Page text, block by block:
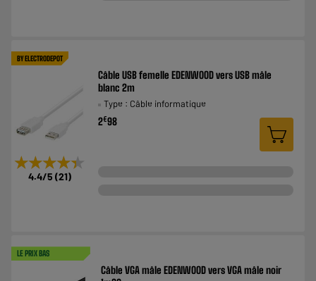
BY ELECTRODEPOT
★★★★★
★★★★★
4.4/5 (21)
Câble USB femelle EDENWOOD vers USB mâle
blanc 2m
Type : Câble informatique
2€98
LE PRIX BAS
Câble VGA mâle EDENWOOD vers VGA mâle noir